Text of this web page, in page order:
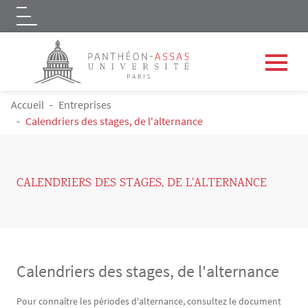
Aller au contenu principal
Logo
FIL D'ARIANE
Accueil
Entreprises
Calendriers des stages, de l'alternance
CALENDRIERS DES STAGES, DE L'ALTERNANCE
Calendriers des stages, de l'alternance
Contenu
Texte
Pour connaître les périodes d'alternance, consultez le document